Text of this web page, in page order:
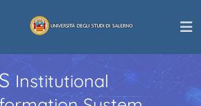
Institutional